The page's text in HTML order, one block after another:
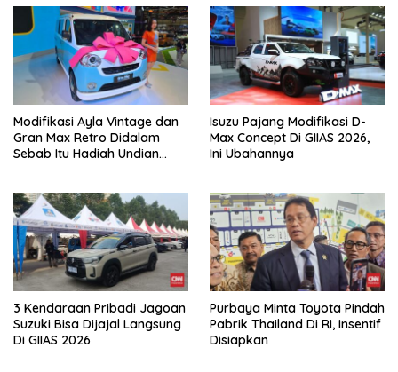
Modifikasi Ayla Vintage dan
Gran Max Retro Didalam
Sebab Itu Hadiah Undian
Isuzu Pajang Modifikasi D-
Max Concept Di GIIAS 2026,
Ini Ubahannya
3 Kendaraan Pribadi Jagoan
Suzuki Bisa Dijajal Langsung
Di GIIAS 2026
Purbaya Minta Toyota Pindah
Pabrik Thailand Di RI, Insentif
Disiapkan